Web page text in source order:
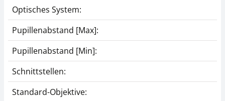
Optisches System:
Pupillenabstand [Max]:
Pupillenabstand [Min]:
Schnittstellen:
Standard-Objektive: